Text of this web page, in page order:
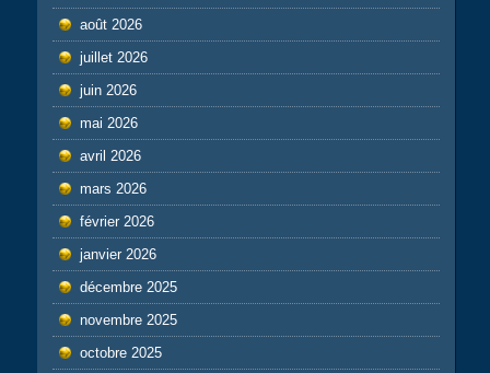
août 2026
juillet 2026
juin 2026
mai 2026
avril 2026
mars 2026
février 2026
janvier 2026
décembre 2025
novembre 2025
octobre 2025